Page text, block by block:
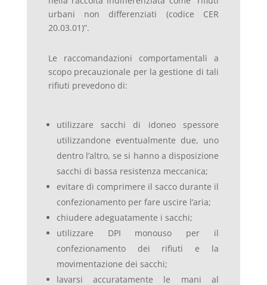
urbani non differenziati (codice CER
20.03.01)”.
Le raccomandazioni comportamentali a
scopo precauzionale per la gestione di tali
rifiuti prevedono di:
utilizzare sacchi di idoneo spessore
utilizzandone eventualmente due, uno
dentro l’altro, se si hanno a disposizione
sacchi di bassa resistenza meccanica;
evitare di comprimere il sacco durante il
confezionamento per fare uscire l’aria;
chiudere adeguatamente i sacchi;
utilizzare DPI monouso per il
confezionamento dei rifiuti e la
movimentazione dei sacchi;
lavarsi accuratamente le mani al